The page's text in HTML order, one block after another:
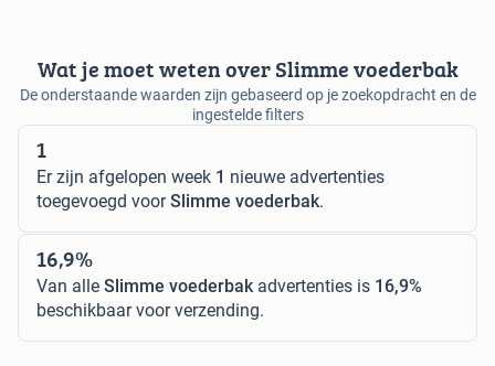
Wat je moet weten over Slimme voederbak
De onderstaande waarden zijn gebaseerd op je zoekopdracht en de
ingestelde filters
1
Er zijn afgelopen week 1 nieuwe advertenties
toegevoegd voorSlimme voederbak.
16,9%
Van alle Slimme voederbakadvertenties is 16,9%
beschikbaar voor verzending.